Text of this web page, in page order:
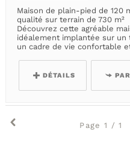
Maison de plain-pied de 120
qualité sur terrain de 730 m²
Découvrez cette agréable
idéalement implantée sur un
un cadre de vie confortable
DÉTAILS
Page 1 / 1